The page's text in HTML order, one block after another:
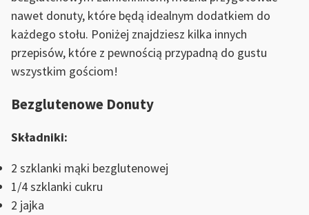
nawet donuty, które będą idealnym dodatkiem do
każdego stołu. Poniżej znajdziesz kilka innych
przepisów, które z pewnością przypadną do gustu
wszystkim gościom!
Bezglutenowe Donuty
Składniki:
2 szklanki mąki bezglutenowej
1/4 szklanki cukru
2 jajka